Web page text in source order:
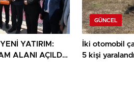
YATIRIM:
ALANI AÇILDI,
GÜNCEL
İki otomobil
5 kişi yaralandı